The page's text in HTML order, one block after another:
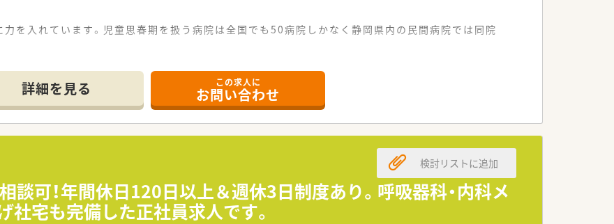
を入れています。児童思春期を扱う病院は全国でも50病院しかなく静岡県内の民間病院では同院
、自閉症スペクトラム障害（ASD）など、思春期特有の悩みや発達障害にも対応しています。
、パニック障害など、幅広い精神疾患の治療も行っています。
プホームとも連携し在宅復帰の支援も行っています。
師・他職種への対応含む）
ていません
詳細を見る この求人に
お問い合わせ
談可！年間休日120日以上＆週休3日制度あり。呼吸器科・内科メ
宅も完備した正社員求人です。
検討リストに追加